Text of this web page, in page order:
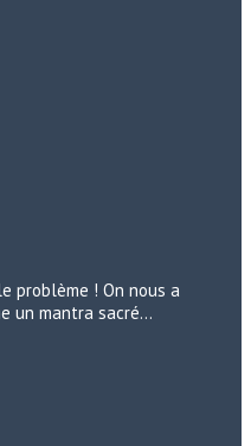
problème ! On nous a
un mantra sacré…